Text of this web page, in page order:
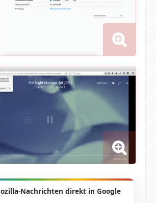
Nachrichten direkt in Google